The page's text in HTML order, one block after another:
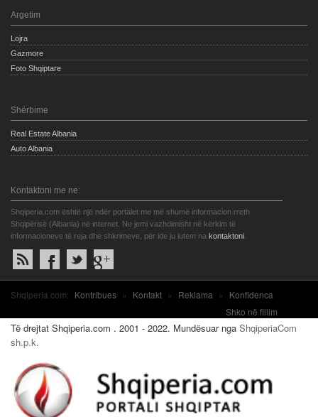
Argetim
Lojra
Gazmore
Foto Shqiptare
Shërbime
Real Estate Albania
Auto Albania
Kontaktoni me ne:
Shqiperia.com është një ndër portalet me më shumë informacion rreth
Shqipërisë (Albania) në internet. Ne jemi vazhdimisht në kërkim të
informacioneve të reja dhe shkrimeve, për ide ju lutem na kontaktoni
Shqiperia.com: Kontribues » Kontakt » Reklama »
Konfidenca
Shko në fillim
Të drejtat Shqiperia.com . 2001 - 2022. Mundësuar nga ShqiperiaCom
sh.p.k.